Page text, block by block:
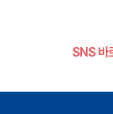
SNS 바